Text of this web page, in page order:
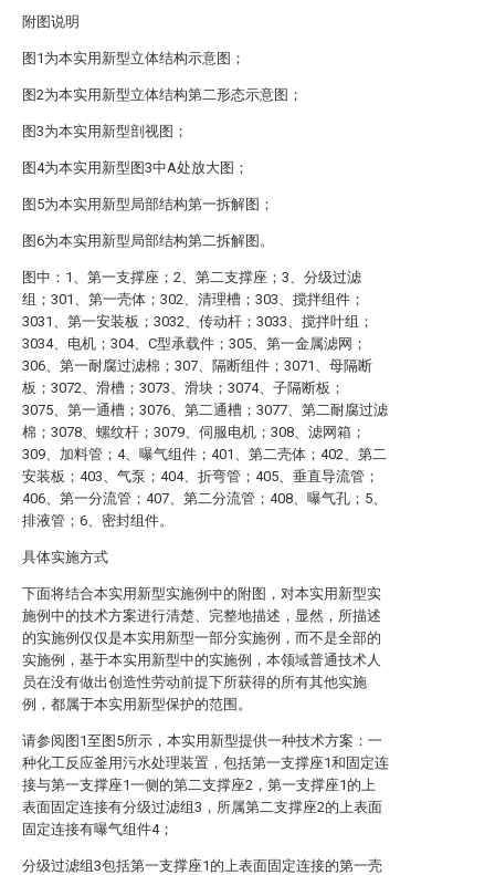
附图说明
图1为本实用新型立体结构示意图；
图2为本实用新型立体结构第二形态示意图；
图3为本实用新型剖视图；
图4为本实用新型图3中A处放大图；
图5为本实用新型局部结构第一拆解图；
图6为本实用新型局部结构第二拆解图。
图中：1、第一支撑座；2、第二支撑座；3、分级过滤
组；301、第一壳体；302、清理槽；303、搅拌组件；
3031、第一安装板；3032、传动杆；3033、搅拌叶组；
3034、电机；304、C型承载件；305、第一金属滤网；
306、第一耐腐过滤棉；307、隔断组件；3071、母隔断
板；3072、滑槽；3073、滑块；3074、子隔断板；
3075、第一通槽；3076、第二通槽；3077、第二耐腐过滤
棉；3078、螺纹杆；3079、伺服电机；308、滤网箱；
309、加料管；4、曝气组件；401、第二壳体；402、第二
安装板；403、气泵；404、折弯管；405、垂直导流管；
406、第一分流管；407、第二分流管；408、曝气孔；5、
排液管；6、密封组件。
具体实施方式
下面将结合本实用新型实施例中的附图，对本实用新型实
施例中的技术方案进行清楚、完整地描述，显然，所描述
的实施例仅仅是本实用新型一部分实施例，而不是全部的
实施例，基于本实用新型中的实施例，本领域普通技术人
员在没有做出创造性劳动前提下所获得的所有其他实施
例，都属于本实用新型保护的范围。
请参阅图1至图5所示，本实用新型提供一种技术方案：一
种化工反应釜用污水处理装置，包括第一支撑座1和固定连
接与第一支撑座1一侧的第二支撑座2，第一支撑座1的上
表面固定连接有分级过滤组3，所属第二支撑座2的上表面
固定连接有曝气组件4；
分级过滤组3包括第一支撑座1的上表面固定连接的第一壳